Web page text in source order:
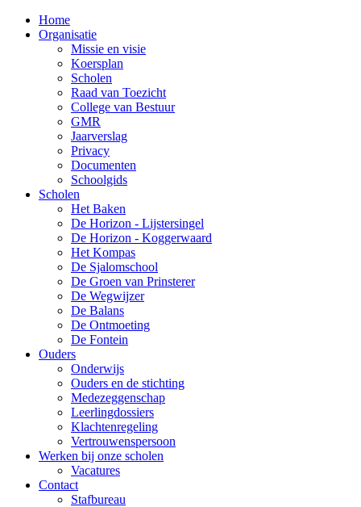
Home
Organisatie
Missie en visie
Koersplan
Scholen
Raad van Toezicht
College van Bestuur
GMR
Jaarverslag
Privacy
Documenten
Schoolgids
Scholen
Het Baken
De Horizon - Lijstersingel
De Horizon - Koggerwaard
Het Kompas
De Sjalomschool
De Groen van Prinsterer
De Wegwijzer
De Balans
De Ontmoeting
De Fontein
Ouders
Onderwijs
Ouders en de stichting
Medezeggenschap
Leerlingdossiers
Klachtenregeling
Vertrouwenspersoon
Werken bij onze scholen
Vacatures
Contact
Stafbureau